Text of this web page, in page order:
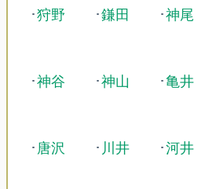
･狩野 ･鎌田 ･神尾
･神谷 ･神山 ･亀井
･ 唐沢 ･ 川井 ･河井